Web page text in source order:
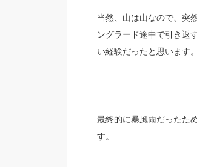
当然、山は山なので、突
ングラード途中で引き返す
い経験だったと思います。
最終的に暴風雨だったた
す。